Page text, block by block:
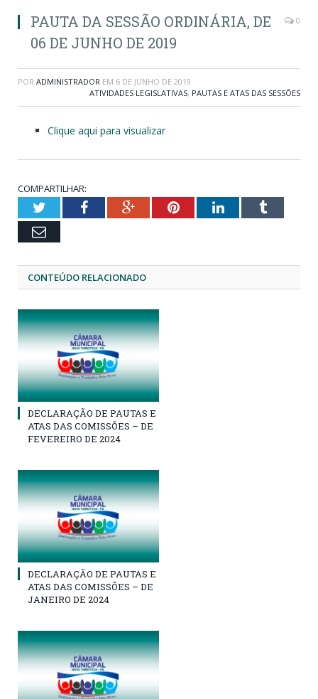
PAUTA DA SESSÃO ORDINÁRIA, DE
06 DE JUNHO DE 2019
0
POR ADMINISTRADOR EM 6 DE JUNHO DE 2019
ATIVIDADES LEGISLATIVAS, PAUTAS E ATAS DAS SESSÕES
Clique aqui para visualizar
COMPARTILHAR:
TwitterFacebookGoogle+PinterestLinkedInTumblr
Email
CONTEÚDO RELACIONADO
DECLARAÇÃO DE PAUTAS E
ATAS DAS COMISSÕES – DE
FEVEREIRO DE 2024
DECLARAÇÃO DE PAUTAS E
ATAS DAS COMISSÕES – DE
JANEIRO DE 2024